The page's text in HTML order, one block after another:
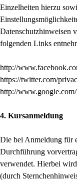
Einzelheiten hierzu
Datenschutzhinweisen
folgenden Links
http://
https://twitter.com/
http://
4. Kursanmeldung
Die bei Anmeldung für
Durchführung
verwendet. Hierbei
(durch